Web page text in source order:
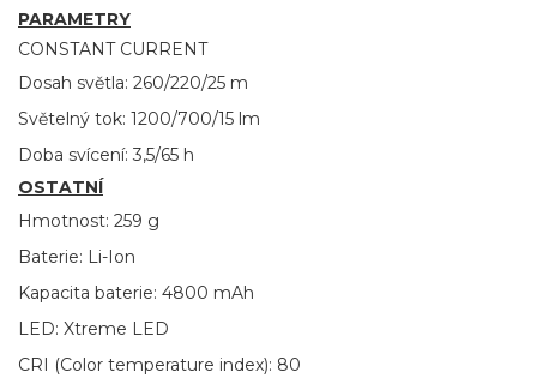
PARAMETRY
CONSTANT CURRENT
Dosah světla: 260/220/25 m
Světelný tok: 1200/700/15 lm
Doba svícení: 3,5/65 h
OSTATNÍ
Hmotnost: 259 g
Baterie: Li-Ion
Kapacita baterie: 4800 mAh
LED: Xtreme LED
CRI (Color temperature index): 80